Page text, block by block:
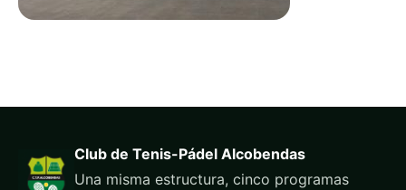
Club de Tenis-Pádel Alcobendas
Una misma estructura, cinco programas